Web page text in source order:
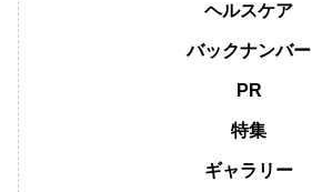
ヘルスケア
バックナンバー
PR
特集
ギャラリー